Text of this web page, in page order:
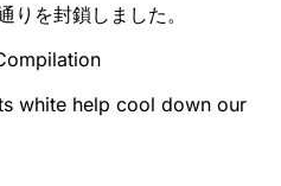
りを封鎖しました。
white help cool down our